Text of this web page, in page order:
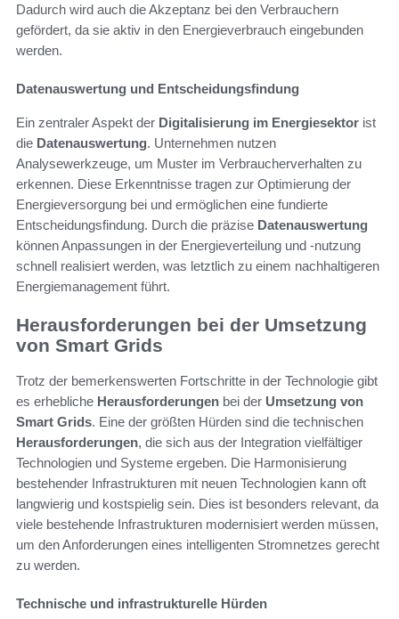
Dadurch wird auch die Akzeptanz bei den Verbrauchern
gefördert, da sie aktiv in den Energieverbrauch eingebunden
werden.
Datenauswertung und Entscheidungsfindung
Ein zentraler Aspekt der Digitalisierung im Energiesektor ist
die Datenauswertung. Unternehmen nutzen
Analysewerkzeuge, um Muster im Verbraucherverhalten zu
erkennen. Diese Erkenntnisse tragen zur Optimierung der
Energieversorgung bei und ermöglichen eine fundierte
Entscheidungsfindung. Durch die präzise Datenauswertung
können Anpassungen in der Energieverteilung und -nutzung
schnell realisiert werden, was letztlich zu einem nachhaltigeren
Energiemanagement führt.
Herausforderungen bei der Umsetzung
von Smart Grids
Trotz der bemerkenswerten Fortschritte in der Technologie gibt
es erhebliche Herausforderungen bei der Umsetzung von
Smart Grids. Eine der größten Hürden sind die technischen
Herausforderungen, die sich aus der Integration vielfältiger
Technologien und Systeme ergeben. Die Harmonisierung
bestehender Infrastrukturen mit neuen Technologien kann oft
langwierig und kostspielig sein. Dies ist besonders relevant, da
viele bestehende Infrastrukturen modernisiert werden müssen,
um den Anforderungen eines intelligenten Stromnetzes gerecht
zu werden.
Technische und infrastrukturelle Hürden